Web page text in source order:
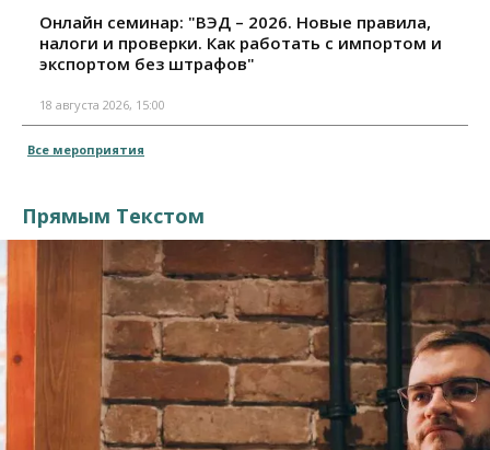
Онлайн семинар: "ВЭД – 2026. Новые правила,
налоги и проверки. Как работать с импортом и
экспортом без штрафов"
18 августа 2026, 15:00
Все мероприятия
Прямым Текстом